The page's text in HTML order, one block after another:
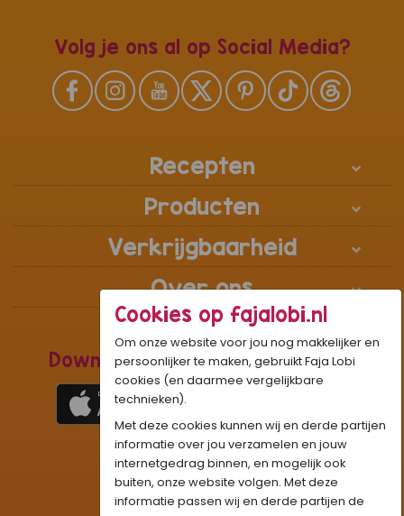
Volg je ons al op Social Media?
Recepten
Producten
Verkrijgbaarheid
Over ons
Download de Recepten Webapp
WhatsApp Community:
Onze gifjes al eens geprobeerd?: GIF
Beleef Sandhia’s Recepten in:
Cookies op fajalobi.nl
Om onze website voor jou nog makkelijker en
persoonlijker te maken, gebruikt Faja Lobi
cookies (en daarmee vergelijkbare
technieken).
Met deze cookies kunnen wij en derde partijen
informatie over jou verzamelen en jouw
internetgedrag binnen, en mogelijk ook
buiten, onze website volgen. Met deze
informatie passen wij en derde partijen de